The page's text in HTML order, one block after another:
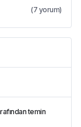
(7 yorum)
temin